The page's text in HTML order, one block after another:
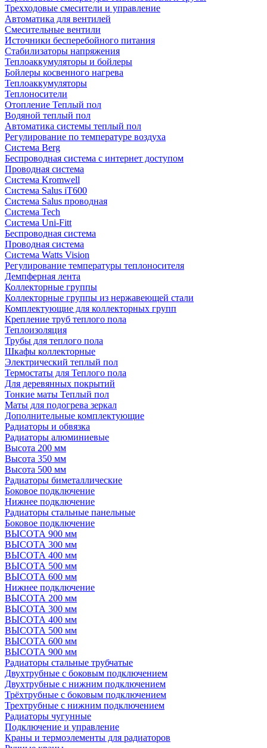
Трехходовые смесители и управление
Автоматика для вентилей
Смесительные вентили
Источники бесперебойного питания
Стабилизаторы напряжения
Теплоаккумуляторы и бойлеры
Бойлеры косвенного нагрева
Теплоаккумуляторы
Теплоносители
Отопление Теплый пол
Водяной теплый пол
Автоматика системы теплый пол
Регулирование по температуре воздуха
Система Berg
Беспроводная система с интернет доступом
Проводная система
Система Kromwell
Система Salus iT600
Система Salus проводная
Система Tech
Система Uni-Fitt
Беспроводная система
Проводная система
Система Watts Vision
Регулирование температуры теплоносителя
Демпферная лента
Коллекторные группы
Коллекторные группы из нержавеющей стали
Комплектующие для коллекторных групп
Крепление труб теплого пола
Теплоизоляция
Трубы для теплого пола
Шкафы коллекторные
Электрический теплый пол
Термостаты для Теплого пола
Для деревянных покрытий
Тонкие маты Теплый пол
Маты для подогрева зеркал
Дополнительные комплектующие
Радиаторы и обвязка
Радиаторы алюминиевые
Высота 200 мм
Высота 350 мм
Высота 500 мм
Радиаторы биметаллические
Боковое подключение
Нижнее подключение
Радиаторы стальные панельные
Боковое подключение
ВЫСОТА 900 мм
ВЫСОТА 300 мм
ВЫСОТА 400 мм
ВЫСОТА 500 мм
ВЫСОТА 600 мм
Нижнее подключение
ВЫСОТА 200 мм
ВЫСОТА 300 мм
ВЫСОТА 400 мм
ВЫСОТА 500 мм
ВЫСОТА 600 мм
ВЫСОТА 900 мм
Радиаторы стальные трубчатые
Двухтрубные с боковым подключением
Двухтрубные с нижним подключением
Трёхтрубные с боковым подключением
Трехтрубные с нижним подключением
Радиаторы чугунные
Подключение и управление
Краны и термоэлементы для радиаторов